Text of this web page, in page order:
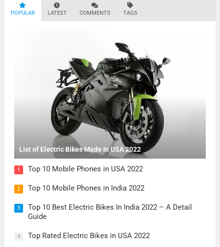
POPULAR LATEST COMMENTS TAGS
List of Electric Bikes Made In USA 2022
1 Top 10 Mobile Phones in USA 2022
2 Top 10 Mobile Phones in India 2022
3
Top 10 Best Electric Bikes In India 2022 – A Detail
Guide
4 Top Rated Electric Bikes in USA 2022